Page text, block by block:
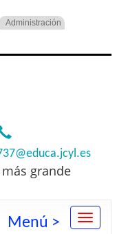
Administración
grande
Menú >